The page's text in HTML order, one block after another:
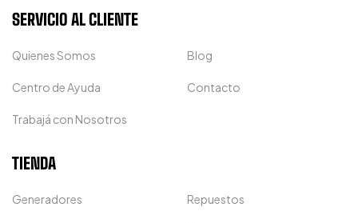
SERVICIO AL CLIENTE
Quienes Somos Blog
Centro de Ayuda Contacto
Trabajá con Nosotros
TIENDA
Generadores Repuestos